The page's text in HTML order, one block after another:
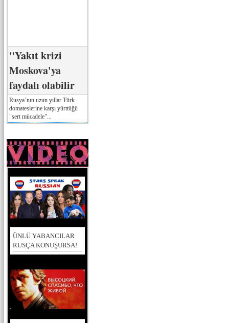
"Yakıt krizi
Moskova'ya
faydalı olabilir
Rusya’nın uzun yıllar Türk
domateslerine karşı yürttüğü
"sert mücadele"...
ÜNLÜ YABANCILAR
RUSÇA KONUŞURSA!